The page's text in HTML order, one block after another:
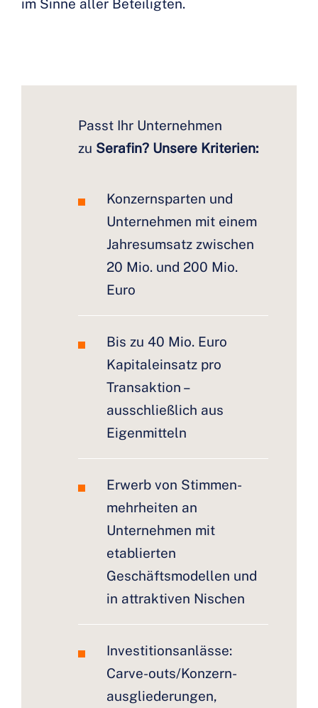
im Sinne aller Beteiligten.
Passt Ihr Unternehmen
zu Serafin? Unsere Kriterien:
Konzernsparten und
Unternehmen mit einem
Jahresumsatz zwischen
20 Mio. und 200 Mio.
Euro
Bis zu 40 Mio. Euro
Kapitaleinsatz pro
Transaktion –
ausschließlich aus
Eigenmitteln
Erwerb von Stimmen­
mehrheiten an
Unternehmen mit
etablierten
Geschäftsmodellen und
in attraktiven Nischen
Investitionsanlässe:
Carve-outs/Konzern­
ausglieder­ungen,